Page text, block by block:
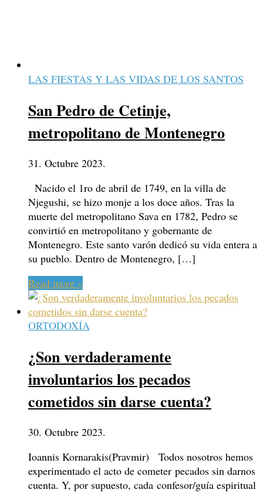
LAS FIESTAS Y LAS VIDAS DE LOS SANTOS
San Pedro de Cetinje,
metropolitano de Montenegro
31. Octubre 2023.
Nacido el 1ro de abril de 1749, en la villa de
Njegushi, se hizo monje a los doce años. Tras la
muerte del metropolitano Sava en 1782, Pedro se
convirtió en metropolitano y gobernante de
Montenegro. Este santo varón dedicó su vida entera a
su pueblo. Dentro de Montenegro, […]
Read more »
ORTODOXÍA
¿Son verdaderamente
involuntarios los pecados
cometidos sin darse cuenta?
30. Octubre 2023.
Ioannis Kornarakis(Pravmir) Todos nosotros hemos
experimentado el acto de cometer pecados sin darnos
cuenta. Y, por supuesto, cada confesor/guía espiritual